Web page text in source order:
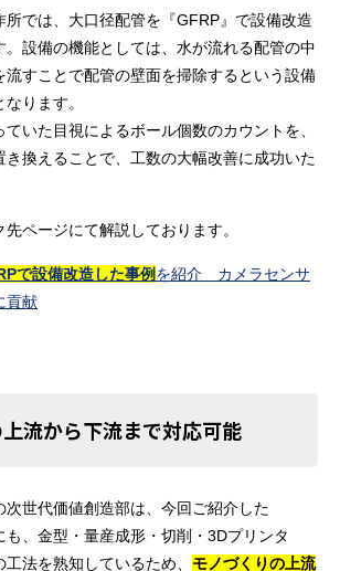
所では、大口径配管を『GFRP』で設備改造
。設備の機能としては、水が流れる配管の中
流すことで配管の壁面を掃除するという設備
ります。
いた目視によるボール個数のカウントを、
き換えることで、工数の大幅改善に成功いた
ページにて解説しております。
で設備改造した事例を紹介 カメラセンサ
貢献
流から下流まで対応可能
次世代価値創造部は、今回ご紹介した
も、金型・量産成形・切削・3Dプリンタ
法を熟知しているため、 モノづくりの上流